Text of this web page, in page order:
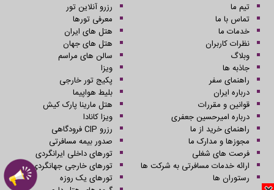
تیم ما
تماس با ما
خدمات ما
نظرات کاربران
وبلاگ
جاذبه ها
راهنمای سفر
درباره ایران
قوانین و مقررات
درباره امیرحسین جعفری
راهنمای خرید از ما
مجوزها و مدارک ما
فرصت های شغلی
ارائه خدمات مسافرتی به شرکت ها
رستوران ها
رزرو آنلاین تور
معرفی تورها
هتل های ایران
هتل های جهان
سالن های مراسم
ویزا
پکیج تور خارجی
بلیط هواپیما
هتل مارینا پارک کیش
ویزا کانادا
رزرو CIP فرودگاهی
صدور بیمه مسافرتی
تورهای داخلی ایرانگردی
تورهای خارجی جهانگردی
تورهای یک روزه